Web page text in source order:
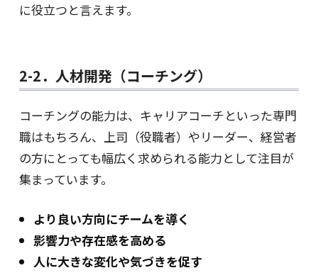
に役立つと言えます。
2-2．人材開発（コーチング）
コーチングの能力は、キャリアコーチといった専門
職はもちろん、上司（役職者）やリーダー、経営者
の方にとっても幅広く求められる能力として注目が
集まっています。
より良い方向にチームを導く
影響力や存在感を高める
人に大きな変化や気づきを促す